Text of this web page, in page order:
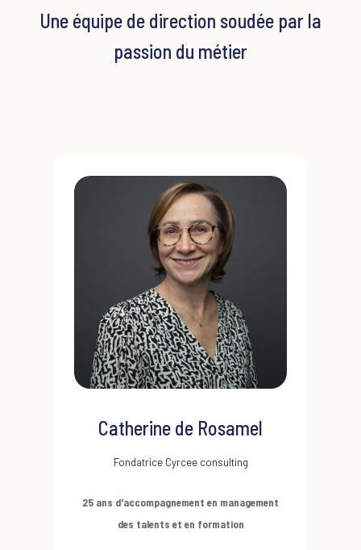
Une équipe de direction soudée par la
passion du métier
Catherine de Rosamel
Fondatrice Cyrcee consulting
25 ans d'accompagnement en management
des talents et en formation